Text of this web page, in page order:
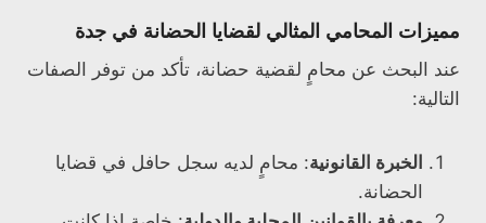
مميزات المحامي المثالي لقضايا الحضانة في جدة
عند البحث عن محامٍ لقضية حضانة، تأكد من توفر الصفات
التالية:
الخبرة القانونية: محامٍ لديه سجل حافل في قضايا
الحضانة.